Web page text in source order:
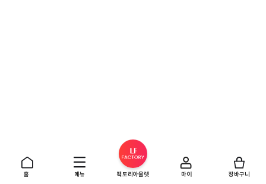
홈 메뉴 팩토리아울렛 마이 장바구니